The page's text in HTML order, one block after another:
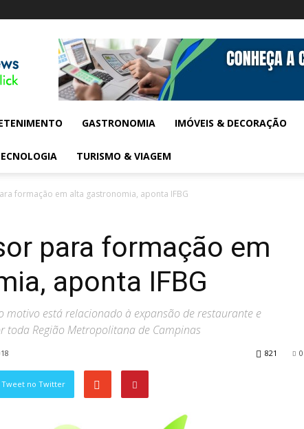
GASTRONOMIA IMÓVEIS & DECORAÇÃO
TURISMO & VIAGEM
formação em alta gastronomia, aponta IFBG
para formação em
aponta IFBG
motivo está relacionado à expansão de restaurante e
Região Metropolitana de Campinas
0
821
Tweet no Twitter